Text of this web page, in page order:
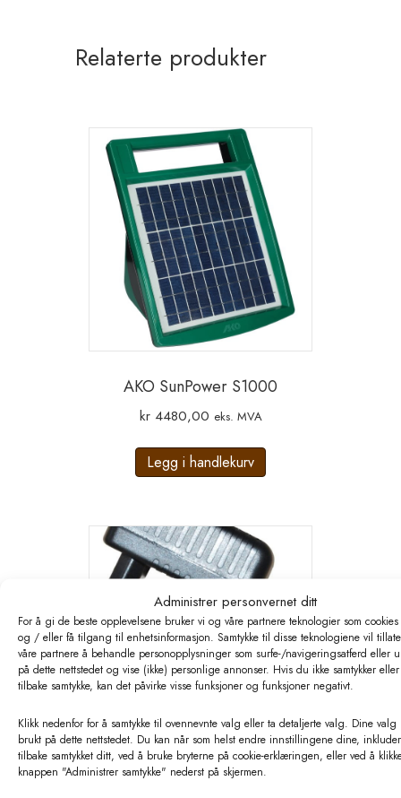
Administrer personvernet ditt
For å gi de beste opplevelsene bruker vi og våre partnere teknologier som
og / eller få tilgang til enhetsinformasjon. Samtykke til disse teknologiene vil
våre partnere å behandle personopplysninger som surfe-/navigeringsatferd eller
på dette nettstedet og vise (ikke) personlige annonser. Hvis du ikke samtykker
tilbake samtykke, kan det påvirke visse funksjoner og funksjoner negativt.
Klikk nedenfor for å samtykke til ovennevnte valg eller ta detaljerte valg. Dine
brukt på dette nettstedet. Du kan når som helst endre innstillingene dine,
tilbake samtykket ditt, ved å bruke bryterne på cookie-erklæringen, eller ved å
knappen "Administrer samtykke" nederst på skjermen.
Relaterte produkter
AKO SunPower S1000
kr4480,00 eks. MVA
Legg i handlekurv
Ako Strømadapter 230V – 12V